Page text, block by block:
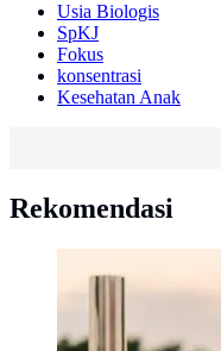
Usia Biologis
SpKJ
Fokus
konsentrasi
Kesehatan Anak
Rekomendasi